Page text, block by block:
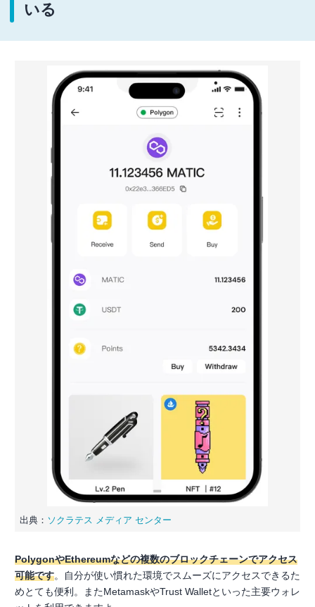
いる
出典： ソクラテス メディア センター
PolygonやEthereumなどの複数のブロックチェーンでアクセス
可能です。自分が使い慣れた環境でスムーズにアクセスできるた
めとても便利。またMetamaskやTrust Walletといった主要ウォレ